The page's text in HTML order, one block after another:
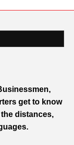
get to know
distances,